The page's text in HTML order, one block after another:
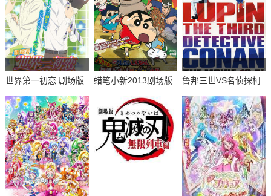
世界第一初恋 剧场版
横泽隆史的场合
蜡笔小新2013剧场版
笨蛋好吃!B级美食大
逃亡!!
鲁邦三世VS名侦探柯
南 剧场版